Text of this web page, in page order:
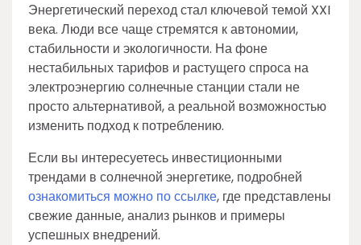
Энергетический переход стал ключевой темой XXI
века. Люди все чаще стремятся к автономии,
стабильности и экологичности. На фоне
нестабильных тарифов и растущего спроса на
электроэнергию солнечные станции стали не
просто альтернативой, а реальной возможностью
изменить подход к потреблению.
Если вы интересуетесь инвестиционными
трендами в солнечной энергетике, подробней
ознакомиться можно по ссылке, где представлены
свежие данные, анализ рынков и примеры
успешных внедрений.